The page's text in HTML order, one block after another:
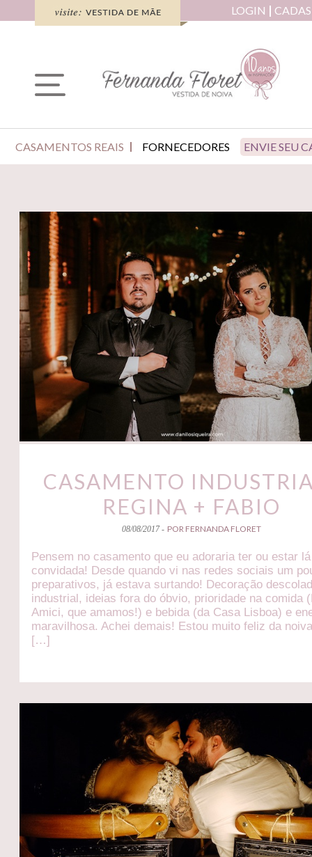
LOGIN
CASAMENTOS REAIS FORNECEDORES ENVIE SEU
CASAMENTO
REGINA + FABIO
08/08/2017 - POR FERNANDA FLORET
Pensem no casamento que eu adoraria ter ou estar
convidada! Desde quando vi nas redes sociais um
preparativos, já estava surtando! Decoração
industrial, ideias fora do óbvio, prioridade na comida
Amici, que amamos!) e bebida (da Casa Lisboa) e
maravilhosa. Achei demais! Estou muito feliz da
[…]